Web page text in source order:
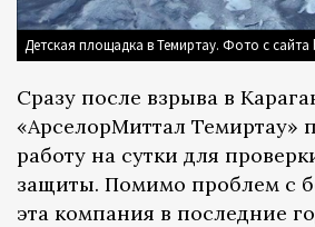
Детская площадка в Темиртау. Фото с сайта
Сразу после взрыва в
«АрселорМиттал Темиртау»
работу на сутки для
защиты. Помимо проблем с
эта компания в последние